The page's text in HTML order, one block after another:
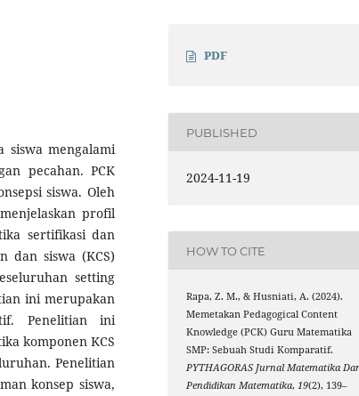
mengalami
pecahan. PCK
siswa. Oleh
profil
sertifikasi dan
dan siswa (KCS)
setting
ini merupakan
Penelitian ini
komponen KCS
Penelitian
konsep siswa,
PDF
PUBLISHED
2024-11-19
HOW TO CITE
Rapa, Z. M., & Husniati, A. (2024).
Memetakan Pedagogical Content
Knowledge (PCK) Guru Matematika
SMP: Sebuah Studi Komparatif.
PYTHAGORAS Jurnal Matematika
Pendidikan Matematika,19(2), 139–